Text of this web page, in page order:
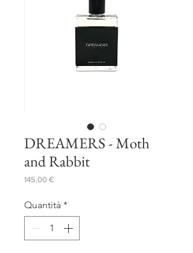
DREAMERS - Moth
and Rabbit
145,00 €Prezzo
Quantità *